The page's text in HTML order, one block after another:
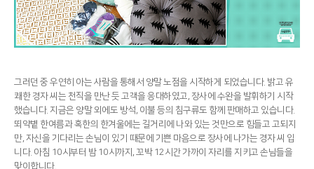
그러던 중 우연히 아는 사람을 통해서 양말 노점을 시작하게 되었습니다. 밝고 유
쾌한 경자 씨는 천직을 만난 듯 고객을 응대하였고, 장사에 수완을 발휘하기 시작
했습니다. 지금은 양말 외에도 방석, 이불 등의 침구류도 함께 판매하고 있습니다.
뙤약볕 한여름과 혹한의 한겨울에는 길거리에 나와 있는 것만으로 힘들고 고되지
만, 자신을 기다리는 손님이 있기 때문에 기쁜 마음으로 장사에 나가는 경자 씨 입
니다. 아침 10시부터 밤 10시까지, 꼬박 12시간 가까이 자리를 지키고 손님들을
맞이합니다.